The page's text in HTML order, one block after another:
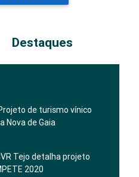
Destaques
de turismo vínico
Nova de Gaia
Tejo detalha projeto
2020